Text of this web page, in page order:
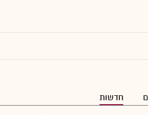
חדשות